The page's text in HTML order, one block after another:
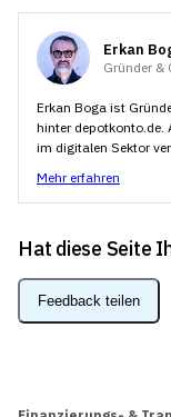
Erkan
Gründer &
Erkan Boga ist
hinter depotkonto.de.
im digitalen Sektor
Mehr erfahren
Hat diese Seite
Feedback teilen